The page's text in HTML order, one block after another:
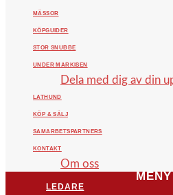
MÄSSOR
KÖPGUIDER
STOR SNUBBE
UNDER MARKISEN
Dela med dig av din
LATHUND
KÖP & SÄLJ
SAMARBETSPARTNERS
KONTAKT
Om oss
MENY
LEDARE